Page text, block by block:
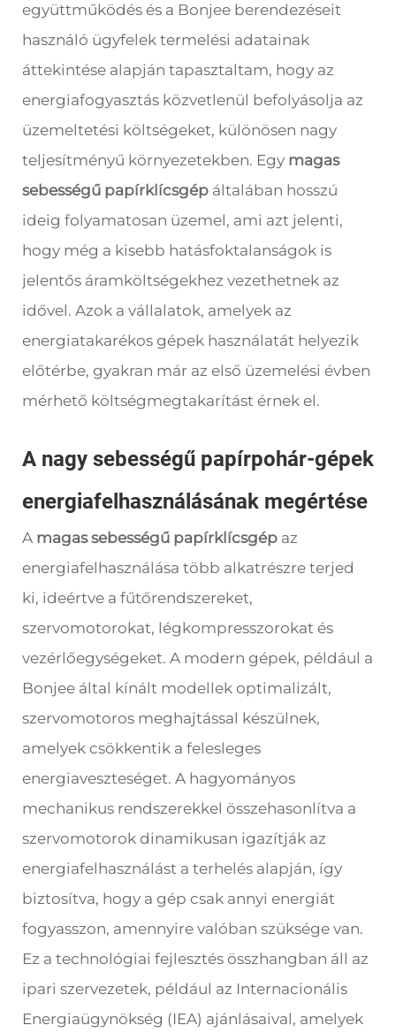
együttműködés és a Bonjee berendezéseit
használó ügyfelek termelési adatainak
áttekintése alapján tapasztaltam, hogy az
energiafogyasztás közvetlenül befolyásolja az
üzemeltetési költségeket, különösen nagy
teljesítményű környezetekben. Egy magas
sebességű papírklícsgép általában hosszú
ideig folyamatosan üzemel, ami azt jelenti,
hogy még a kisebb hatásfoktalanságok is
jelentős áramköltségekhez vezethetnek az
idővel. Azok a vállalatok, amelyek az
energiatakarékos gépek használatát helyezik
előtérbe, gyakran már az első üzemelési évben
mérhető költségmegtakarítást érnek el.
A nagy sebességű papírpohár-gépek
energiafelhasználásának megértése
A magas sebességű papírklícsgép az
energiafelhasználása több alkatrészre terjed
ki, ideértve a fűtőrendszereket,
szervomotorokat, légkompresszorokat és
vezérlőegységeket. A modern gépek, például a
Bonjee által kínált modellek optimalizált,
szervomotoros meghajtással készülnek,
amelyek csökkentik a felesleges
energiaveszteséget. A hagyományos
mechanikus rendszerekkel összehasonlítva a
szervomotorok dinamikusan igazítják az
energiafelhasználást a terhelés alapján, így
biztosítva, hogy a gép csak annyi energiát
fogyasszon, amennyire valóban szüksége van.
Ez a technológiai fejlesztés összhangban áll az
ipari szervezetek, például az Internacionális
Energiaügynökség (IEA) ajánlásaival, amelyek